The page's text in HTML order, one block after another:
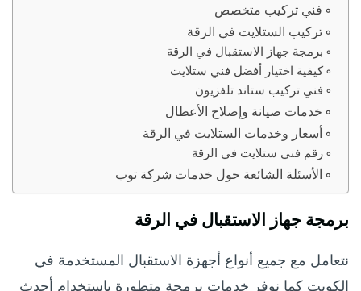
فني تركيب متخصص
تركيب الستلايت في الرقة
برمجة جهاز الاستقبال في الرقة
كيفية اختيار أفضل فني ستلايت
فني تركيب ستاند تلفزيون
خدمات صيانة وإصلاح الأعطال
أسعار وخدمات الستلايت في الرقة
رقم فني ستلايت في الرقة
الأسئلة الشائعة حول خدمات شركة توب
برمجة جهاز الاستقبال في الرقة
نتعامل مع جميع أنواع أجهزة الاستقبال المستخدمة في
الكويت كما نوفر خدمات برمجة متطورة باستخدام أحدث